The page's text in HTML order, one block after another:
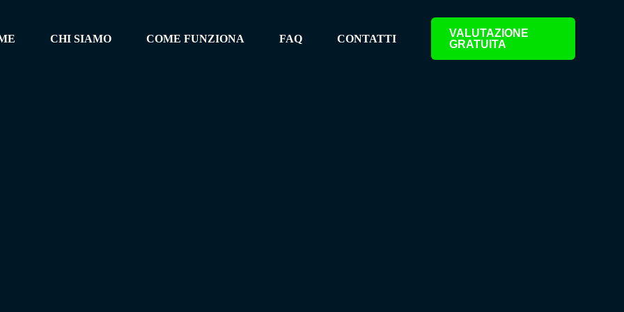
CHI SIAMO COME FUNZIONA FAQ CONTATTI
VALUTAZIONE
GRATUITA